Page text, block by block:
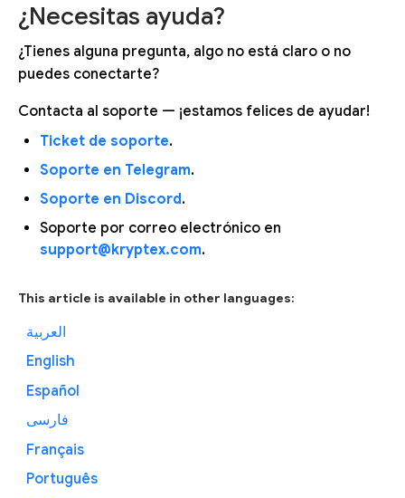
¿Necesitas ayuda?
¿Tienes alguna pregunta, algo no está claro o no
puedes conectarte?
Contacta al soporte — ¡estamos felices de ayudar!
Ticket de soporte.
Soporte en Telegram.
Soporte en Discord.
Soporte por correo electrónico en
support@kryptex.com.
This article is available in other languages:
العربية
English
Español
فارسی
Français
Português